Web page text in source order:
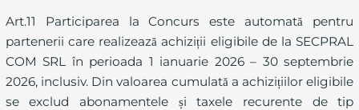
Art.11 Participarea la Concurs este automată pentru
partenerii care realizează achiziții eligibile de la SECPRAL
COM SRL în perioada 1 ianuarie 2026 – 30 septembrie
2026, inclusiv. Din valoarea cumulată a achizițiilor eligibile
se exclud abonamentele și taxele recurente de tip